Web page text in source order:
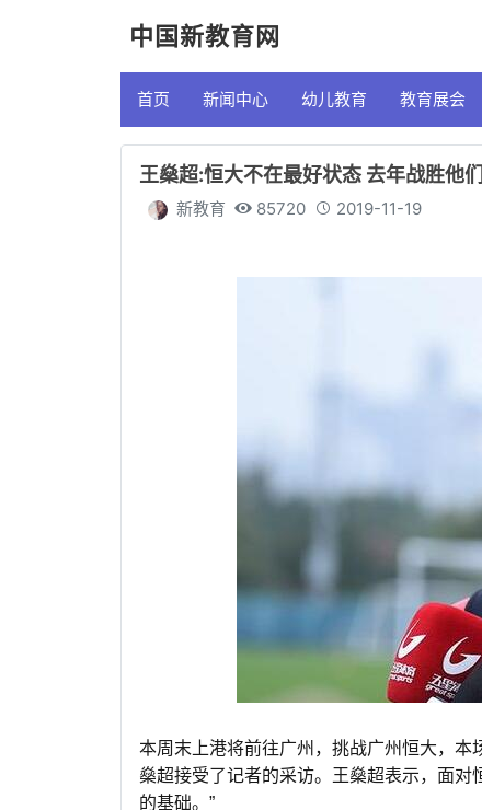
中国新教育网
首页 新闻中心 幼儿教育 教育展会
王燊超:恒大不在最好状态 去年战胜他
新教育 85720 2019-11-19
本周末上港将前往广州，挑战广州恒大，
燊超接受了记者的采访。王燊超表示，面
的基础。”